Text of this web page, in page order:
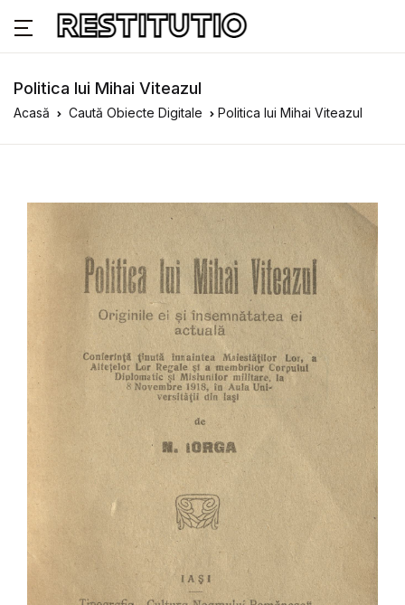
Politica lui Mihai Viteazul
Acasă Caută Obiecte Digitale Politica lui Mihai Viteazul